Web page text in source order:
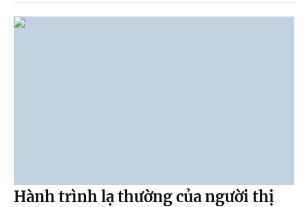
Hành trình lạ thường của người thị